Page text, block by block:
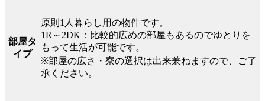
部屋タ
イプ
原則1人暮らし用の物件です。
1R～2DK：比較的広めの部屋もあるのでゆとりを
もって生活が可能です。
※部屋の広さ・寮の選択は出来兼ねますので、ご了
承ください。